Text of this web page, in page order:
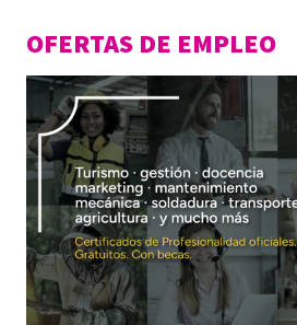
OFERTAS DE EMPLEO